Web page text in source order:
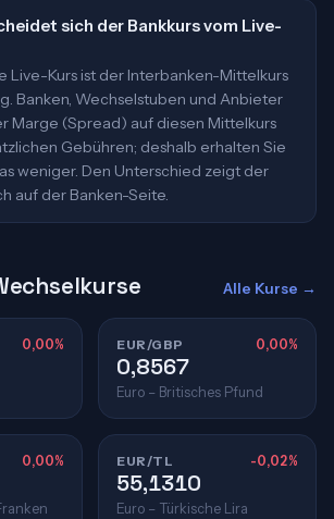
sich der Bankkurs vom Live-
Live-Kurs ist der Interbanken-Mittelkurs
Banken, Wechselstuben und Anbieter
Marge (Spread) auf diesen Mittelkurs
Gebühren; deshalb erhalten Sie
weniger. Den Unterschied zeigt der
auf der Banken-Seite.
Alle Kurse →
0,00% EUR/GBP 0,00%
0,8567
Euro – Britisches Pfund
0,00% EUR/TL -0,02%
55,1310
Euro – Türkische Lira